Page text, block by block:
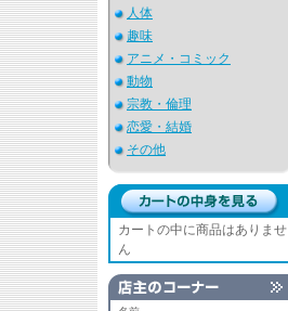
人体
趣味
アニメ・コミック
動物
宗教・倫理
恋愛・結婚
その他
カートの中に商品はありませ
ん